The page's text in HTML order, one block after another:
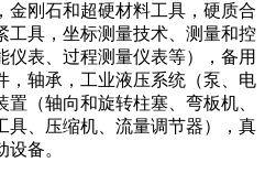
金刚石和超硬材料工具，硬质合
工具，坐标测量技术、测量和控
表、过程测量仪表等），备用
，轴承，工业液压系统（泵、电
（轴向和旋转柱塞、弯板机、
具、压缩机、流量调节器），真
备。